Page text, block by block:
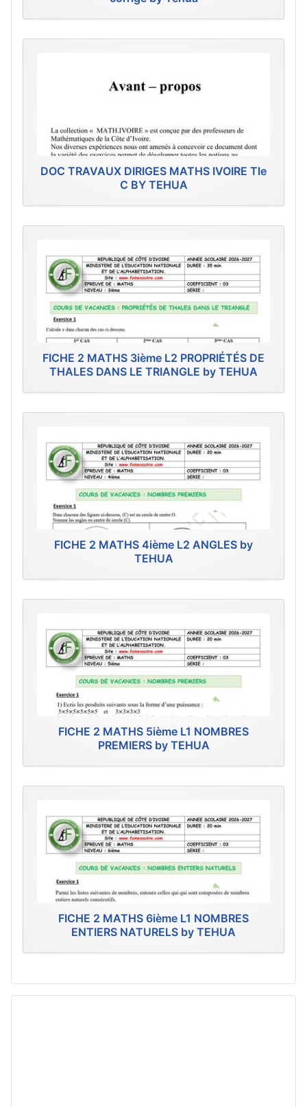
DOC TRAVAUX DIRIGES MATHS IVOIRE Tle
C BY TEHUA
FICHE 2 MATHS 3ième L2 PROPRIÉTÉS DE
THALES DANS LE TRIANGLE by TEHUA
FICHE 2 MATHS 4ième L2 ANGLES by
TEHUA
FICHE 2 MATHS 5ième L1 NOMBRES
PREMIERS by TEHUA
FICHE 2 MATHS 6ième L1 NOMBRES
ENTIERS NATURELS by TEHUA